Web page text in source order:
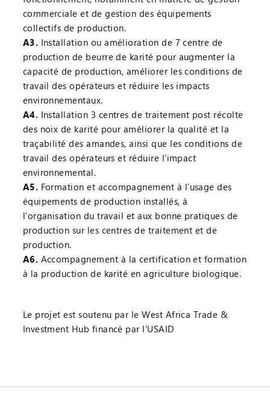
commerciale et de gestion des équipements
collectifs de production.
A3. Installation ou amélioration de 7 centre de
production de beurre de karité pour augmenter la
capacité de production, améliorer les conditions de
travail des opérateurs et réduire les impacts
environnementaux.
A4. Installation 3 centres de traitement post récolte
des noix de karité pour améliorer la qualité et la
traçabilité des amandes, ainsi que les conditions de
travail des opérateurs et réduire l'impact
environnemental.
A5. Formation et accompagnement à l’usage des
équipements de production installés, à
l’organisation du travail et aux bonne pratiques de
production sur les centres de traitement et de
production.
A6. Accompagnement à la certification et formation
à la production de karité en agriculture biologique.
Le projet est soutenu par le West Africa Trade &
Investment Hub financé par l'USAID